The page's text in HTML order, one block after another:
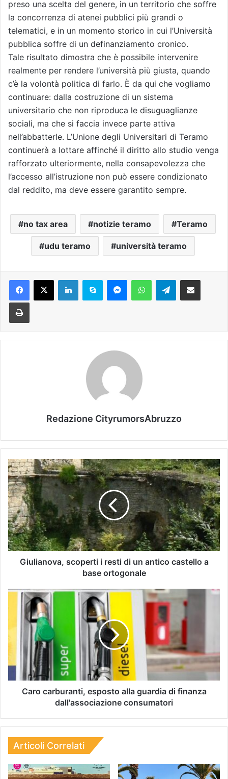
preso una scelta del genere, in un territorio che soffre
la concorrenza di atenei pubblici più grandi o
telematici, e in un momento storico in cui l’Università
pubblica soffre di un definanziamento cronico.
Tale risultato dimostra che è possibile intervenire
realmente per rendere l’università più giusta, quando
c’è la volontà politica di farlo. È da qui che vogliamo
continuare: dalla costruzione di un sistema
universitario che non riproduca le disuguaglianze
sociali, ma che si faccia invece parte attiva
nell’abbatterle. L’Unione degli Universitari di Teramo
continuerà a lottare affinché il diritto allo studio venga
rafforzato ulteriormente, nella consapevolezza che
l’accesso all’istruzione non può essere condizionato
dal reddito, ma deve essere garantito sempre.
no tax area notizie teramo Teramo
udu teramo università teramo
Telegram
Redazione CityrumorsAbruzzo
Giulianova, scoperti i resti di un antico castello a
base ortogonale
Caro carburanti, esposto alla guardia di finanza
dall'associazione consumatori
Articoli Correlati